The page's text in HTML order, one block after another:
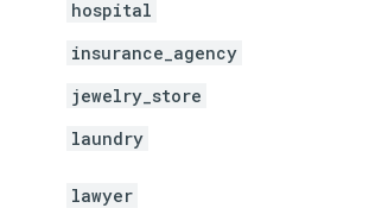
hospital
insurance_agency
jewelry_store
laundry
lawyer